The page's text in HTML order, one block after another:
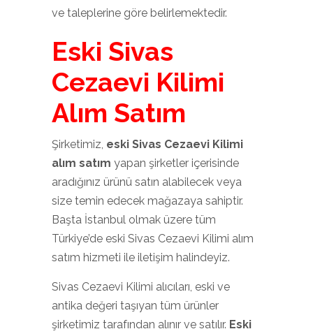
ve taleplerine göre belirlemektedir.
Eski Sivas
Cezaevi Kilimi
Alım Satım
Şirketimiz, eski Sivas Cezaevi Kilimi
alım satım yapan şirketler içerisinde
aradığınız ürünü satın alabilecek veya
size temin edecek mağazaya sahiptir.
Başta İstanbul olmak üzere tüm
Türkiye’de eski Sivas Cezaevi Kilimi alım
satım hizmeti ile iletişim halindeyiz.
Sivas Cezaevi Kilimi alıcıları, eski ve
antika değeri taşıyan tüm ürünler
şirketimiz tarafından alınır ve satılır. Eski